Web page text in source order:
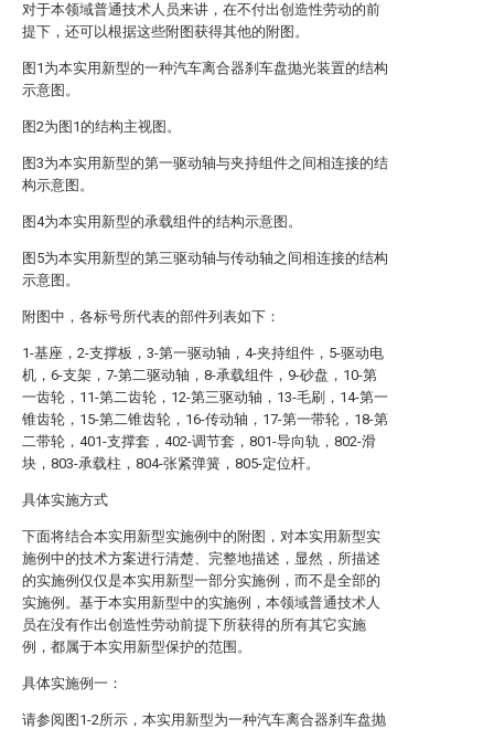
对于本领域普通技术人员来讲，在不付出创造性劳动的前
提下，还可以根据这些附图获得其他的附图。
图1为本实用新型的一种汽车离合器刹车盘抛光装置的结构
示意图。
图2为图1的结构主视图。
图3为本实用新型的第一驱动轴与夹持组件之间相连接的结
构示意图。
图4为本实用新型的承载组件的结构示意图。
图5为本实用新型的第三驱动轴与传动轴之间相连接的结构
示意图。
附图中，各标号所代表的部件列表如下：
1-基座，2-支撑板，3-第一驱动轴，4-夹持组件，5-驱动电
机，6-支架，7-第二驱动轴，8-承载组件，9-砂盘，10-第
一齿轮，11-第二齿轮，12-第三驱动轴，13-毛刷，14-第一
锥齿轮，15-第二锥齿轮，16-传动轴，17-第一带轮，18-第
二带轮，401-支撑套，402-调节套，801-导向轨，802-滑
块，803-承载柱，804-张紧弹簧，805-定位杆。
具体实施方式
下面将结合本实用新型实施例中的附图，对本实用新型实
施例中的技术方案进行清楚、完整地描述，显然，所描述
的实施例仅仅是本实用新型一部分实施例，而不是全部的
实施例。基于本实用新型中的实施例，本领域普通技术人
员在没有作出创造性劳动前提下所获得的所有其它实施
例，都属于本实用新型保护的范围。
具体实施例一：
请参阅图1-2所示，本实用新型为一种汽车离合器刹车盘抛